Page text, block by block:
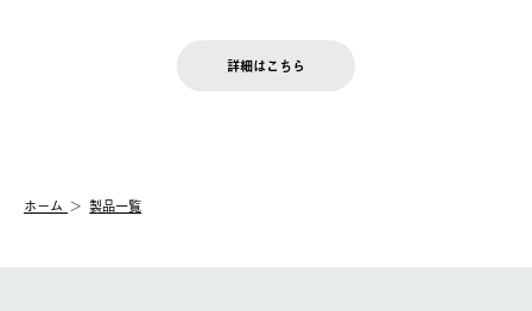
【配送業者】
佐川急便にて配送されます。
お客様都合の返品にかかる送料は、お客様ご負担とさせていただ
一度お手元の商品を返品いただき、ご希望商品を再注文してくだ
LOGOS FAMILY会員の方は、会員マイページ内 購入履歴画面に
詳細はこちら
ホーム 製品一覧